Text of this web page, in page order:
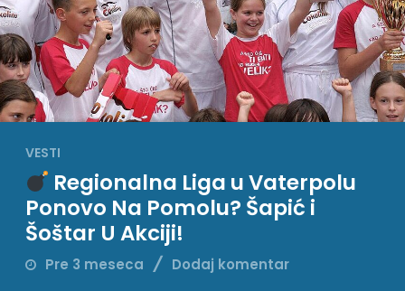
VESTI
Regionalna Liga u Vaterpolu
Ponovo Na Pomolu? Šapić i
Šoštar U Akciji!
Pre 3 meseca Dodaj komentar